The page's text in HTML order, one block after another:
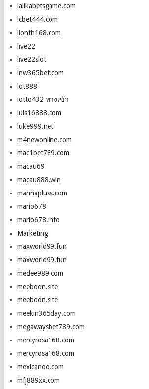
lalikabetsgame.com
lcbet444.com
lionth168.com
live22
live22slot
lnw365bet.com
lot888
lotto432 ทางเข้า
luis16888.com
luke999.net
m4newonline.com
mac1bet789.com
macau69
macau888.win
marinapluss.com
mario678
mario678.info
Marketing
maxworld99.fun
maxworld99.fun
medee989.com
meeboon.site
meeboon.site
meekin365day.com
megawaysbet789.com
mercyrosa168.com
mercyrosa168.com
mexicanoo.com
mfj889xx.com